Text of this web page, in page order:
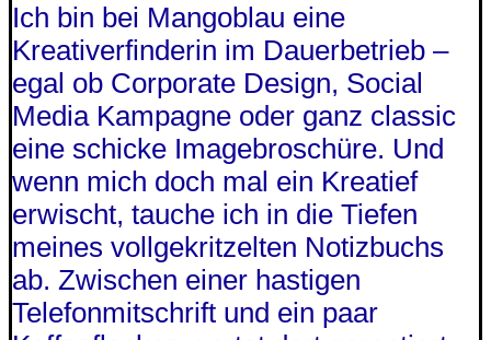
Ich bin bei Mangoblau eine
Kreativerfinderin im Dauerbetrieb –
egal ob Corporate Design, Social
Media Kampagne oder ganz classic
eine schicke Imagebroschüre. Und
wenn mich doch mal ein Kreatief
erwischt, tauche ich in die Tiefen
meines vollgekritzelten Notizbuchs
ab. Zwischen einer hastigen
Telefonmitschrift und ein paar